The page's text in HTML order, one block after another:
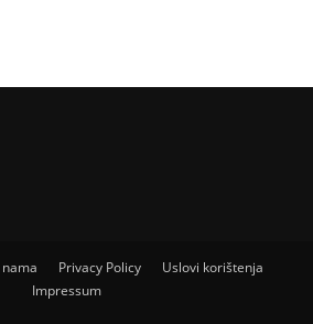
nama Privacy Policy
Uslovi korištenja
Impressum